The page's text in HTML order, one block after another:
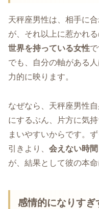
天秤座男性は、相手に
が、それ以上に惹かれる
世界を持っている女性
でも、自分の軸がある
力的に映ります。
なぜなら、天秤座男性
にするぶん、片方に気
まいやすいからです。
引きより、 会えない時
が、結果として彼の本
感情的になりすぎ